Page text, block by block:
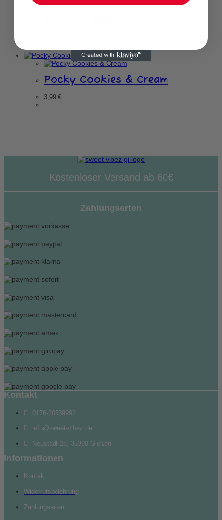
Pocky Cookies & Cream
3,99 €
Kostenloser Versand ab 60€
Zahlungsarten
Kontakt
0176-20539992
info@sweet-vibez.de
Neustadt 28, 35390 Gießen
Informationen
Kontakt
Widerrufsbelehrung
Zahlungsarten